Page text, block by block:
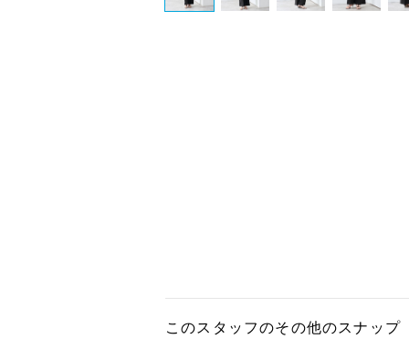
このスタッフのその他のスナップ